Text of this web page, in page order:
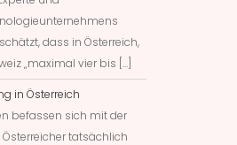
dass in Österreich,
„maximal vier bis […]
in Österreich
befassen sich mit der
tatsächlich